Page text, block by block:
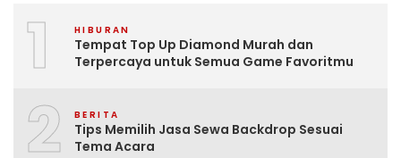
1 HIBURAN
Tempat Top Up Diamond Murah dan
Terpercaya untuk Semua Game Favoritmu
2 BERITA
Tips Memilih Jasa Sewa Backdrop Sesuai
Tema Acara